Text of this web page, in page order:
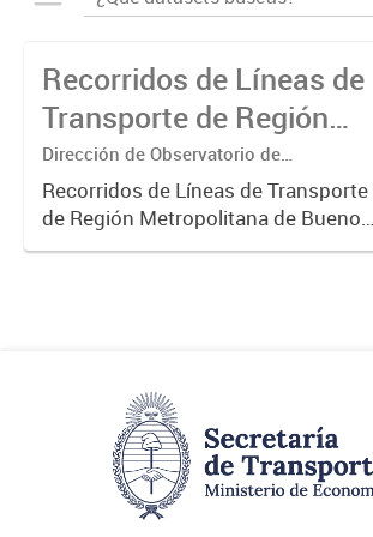
Recorridos de Líneas de
Transporte de Región
Metropolitana de
Buenos Aires (RMBA)
Dirección de Observatorio de
Transporte, Estudio y Sistemas
Recorridos de Líneas de Transporte
de Región Metropolitana de Buenos
Aires (RMBA).-